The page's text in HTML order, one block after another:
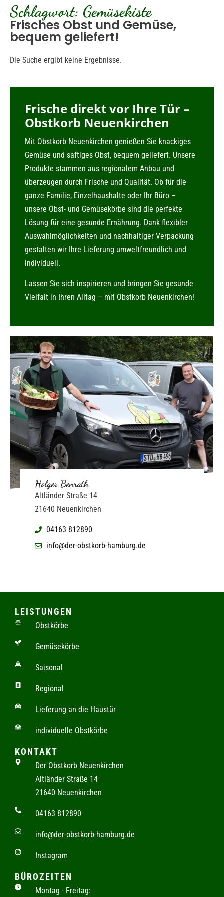
Schlagwort: Gemüsekiste
Frisches Obst und Gemüse,
bequem geliefert!
Die Suche ergibt keine Ergebnisse.
Frische direkt vor Ihre Tür –
Obstkorb Neuenkirchen
Mit Obstkorb Neuenkirchen genießen Sie knackiges
Gemüse und saftiges Obst, bequem geliefert. Unsere
Produkte stammen aus regionalem Anbau und
überzeugen durch Frische und Qualität. Ob für die
ganze Familie, Einzelhaushalte oder Ihr Büro –
unsere Obst- und Gemüsekörbe sind die perfekte
Lösung für eine gesunde Ernährung. Dank flexibler
Auswahlmöglichkeiten und nachhaltiger Verpackung
gestalten wir Ihre Lieferung umweltfreundlich und
individuell.
Lassen Sie sich inspirieren und bringen Sie gesunde
Vielfalt in Ihren Alltag – mit Obstkorb Neuenkirchen!
Holger Benrath
Altländer Straße 14
21640 Neuenkirchen
04163 812890
info@der-obstkorb-hamburg.de
LEISTUNGEN
Obstkörbe
Gemüsekörbe
Saisonal
Regional
Lieferung an die Haustür
individuelle Obstkörbe
KONTAKT
Der Obstkorb Neuenkirchen
Altländer Straße 14
21640 Neuenkirchen
04163 812890
info@der-obstkorb-hamburg.de
Instagram
BÜROZEITEN
Montag - Freitag: